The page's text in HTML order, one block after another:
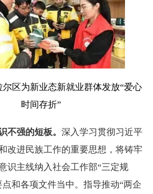
区为新业态新就业群体发放“爱心
时间存折”
不强的短板。深入学习贯彻习近平
改进民族工作的重要思想，将铸牢
识主线纳入社会工作部“三定规
和各项文件当中。指导推动“两企